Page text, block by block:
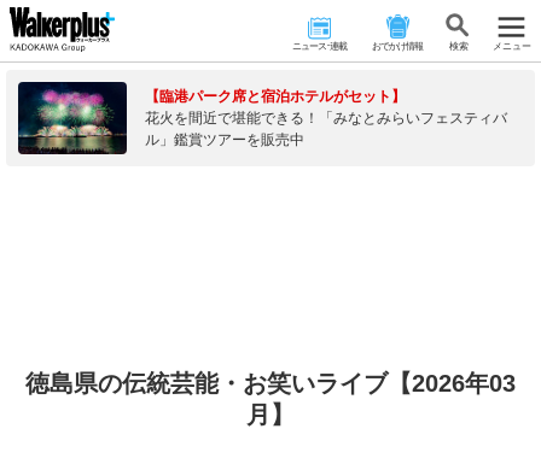
ニュース･連載 おでかけ情報 検 索 メニュー
【臨港パーク席と宿泊ホテルがセット】
花火を間近で堪能できる！「みなとみらいフェスティバ
ル」鑑賞ツアーを販売中
徳島県の伝統芸能・お笑いライブ【2026年03
月】